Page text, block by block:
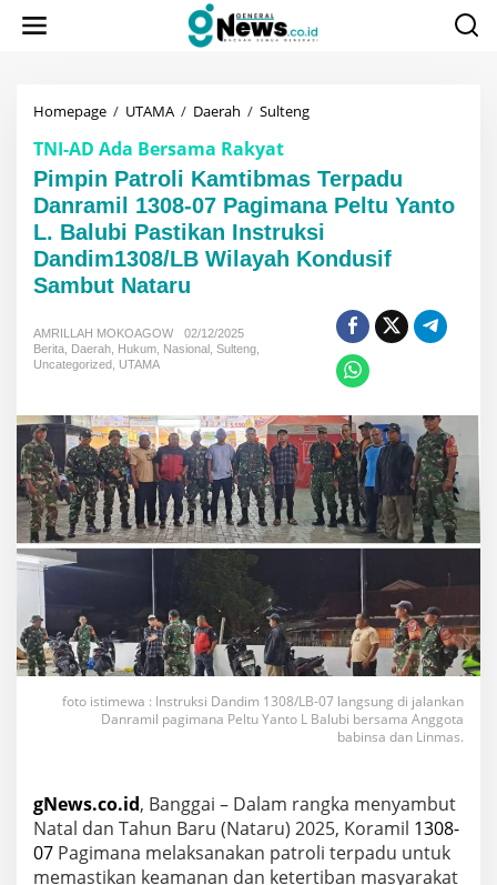
Homepage / UTAMA / Daerah / SultengPimpin
Terpadu
Danramil
1308-
07
Pagimana
Peltu
Balubi
Pastikan
Instruksi
Dandim1308/LB
Kondusif
Sambut
Nataru
TNI-AD Ada Bersama Rakyat
Pimpin Patroli Kamtibmas Terpadu
Danramil 1308-07 Pagimana Peltu Yanto
L. Balubi Pastikan Instruksi
Dandim1308/LB Wilayah Kondusif
Sambut Nataru
AMRILLAH MOKOAGOW
02/12/2025
Berita Daerah Hukum Nasional Sulteng
Uncategorized UTAMA
foto istimewa : Instruksi Dandim 1308/LB-07 langsung di jalankan
Danramil pagimana Peltu Yanto L Balubi bersama Anggota
babinsa dan Linmas.
gNews.co.id, Banggai – Dalam rangka menyambut
Natal dan Tahun Baru (Nataru) 2025, Koramil 1308-
07 Pagimana melaksanakan patroli terpadu untuk
memastikan keamanan dan ketertiban masyarakat